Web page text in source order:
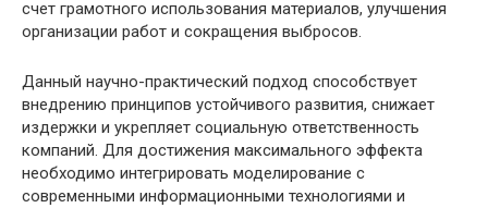
счет грамотного использования материалов, улучшения
организации работ и сокращения выбросов.
Данный научно-практический подход способствует
внедрению принципов устойчивого развития, снижает
издержки и укрепляет социальную ответственность
компаний. Для достижения максимального эффекта
необходимо интегрировать моделирование с
современными информационными технологиями и